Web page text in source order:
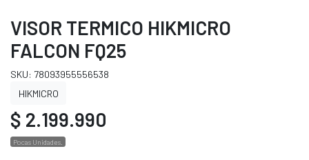
VISOR TERMICO HIKMICRO
FALCON FQ25
SKU: 78093955556538
HIKMICRO
$ 2.199.990
Pocas Unidades.